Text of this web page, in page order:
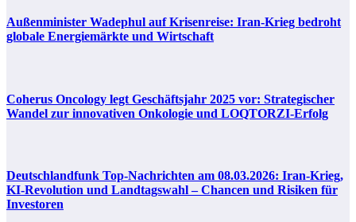
Außenminister Wadephul auf Krisenreise: Iran-Krieg bedroht
globale Energiemärkte und Wirtschaft
Coherus Oncology legt Geschäftsjahr 2025 vor: Strategischer
Wandel zur innovativen Onkologie und LOQTORZI-Erfolg
Deutschlandfunk Top-Nachrichten am 08.03.2026: Iran-Krieg,
KI-Revolution und Landtagswahl – Chancen und Risiken für
Investoren